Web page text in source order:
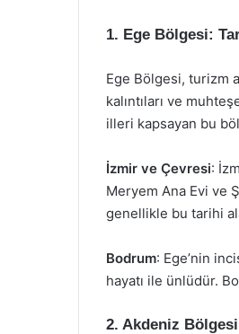
1. Ege Bölgesi:
Ege Bölgesi, turizm
kalıntıları ve
illeri kapsayan bu
İzmir ve Çevresi:
Meryem Ana Evi ve
genellikle bu tarihi
Bodrum: Ege’nin
hayatı ile ünlüdür.
2. Akdeniz